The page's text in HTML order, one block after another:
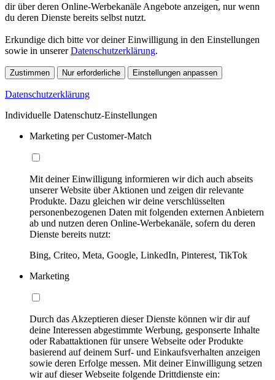
dir über deren Online-Werbekanäle Angebote anzeigen, nur wenn
du deren Dienste bereits selbst nutzt.
Erkundige dich bitte vor deiner Einwilligung in den Einstellungen
sowie in unsererDatenschutzerklärung.
Zustimmen Nur erforderliche Einstellungen anpassen
Datenschutzerklärung
Individuelle Datenschutz-Einstellungen
Marketing per Customer-Match
Mit deiner Einwilligung informieren wir dich auch abseits
unserer Website über Aktionen und zeigen dir relevante
Produkte. Dazu gleichen wir deine verschlüsselten
personenbezogenen Daten mit folgenden externen Anbietern
ab und nutzen deren Online-Werbekanäle, sofern du deren
Dienste bereits nutzt:
Bing, Criteo, Meta, Google, LinkedIn, Pinterest, TikTok
Marketing
Durch das Akzeptieren dieser Dienste können wir dir auf
deine Interessen abgestimmte Werbung, gesponserte Inhalte
oder Rabattaktionen für unsere Webseite oder Produkte
basierend auf deinem Surf- und Einkaufsverhalten anzeigen
sowie deren Erfolge messen. Mit deiner Einwilligung setzen
wir auf dieser Webseite folgende Drittdienste ein: